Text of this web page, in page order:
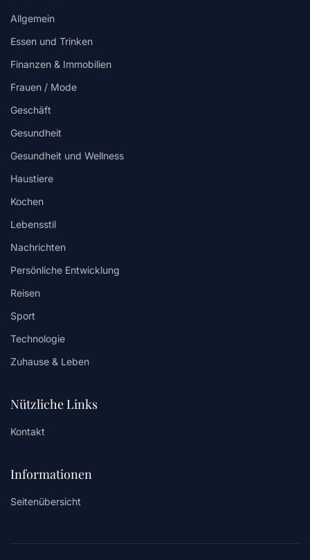
Allgemein
Essen und Trinken
Finanzen & Immobilien
Frauen / Mode
Geschäft
Gesundheit
Gesundheit und Wellness
Haustiere
Kochen
Lebensstil
Nachrichten
Persönliche Entwicklung
Reisen
Sport
Technologie
Zuhause & Leben
Nützliche Links
Kontakt
Informationen
Seitenübersicht